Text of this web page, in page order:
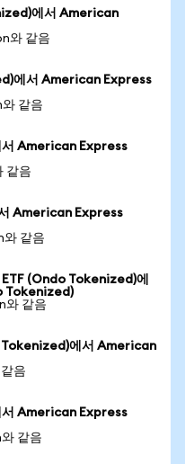
에서 American
와 같음
에서 American Express
같음
American Express
같음
American Express
같음
(Ondo Tokenized)에
Tokenized)
와 같음
에서 American
음
American Express
같음